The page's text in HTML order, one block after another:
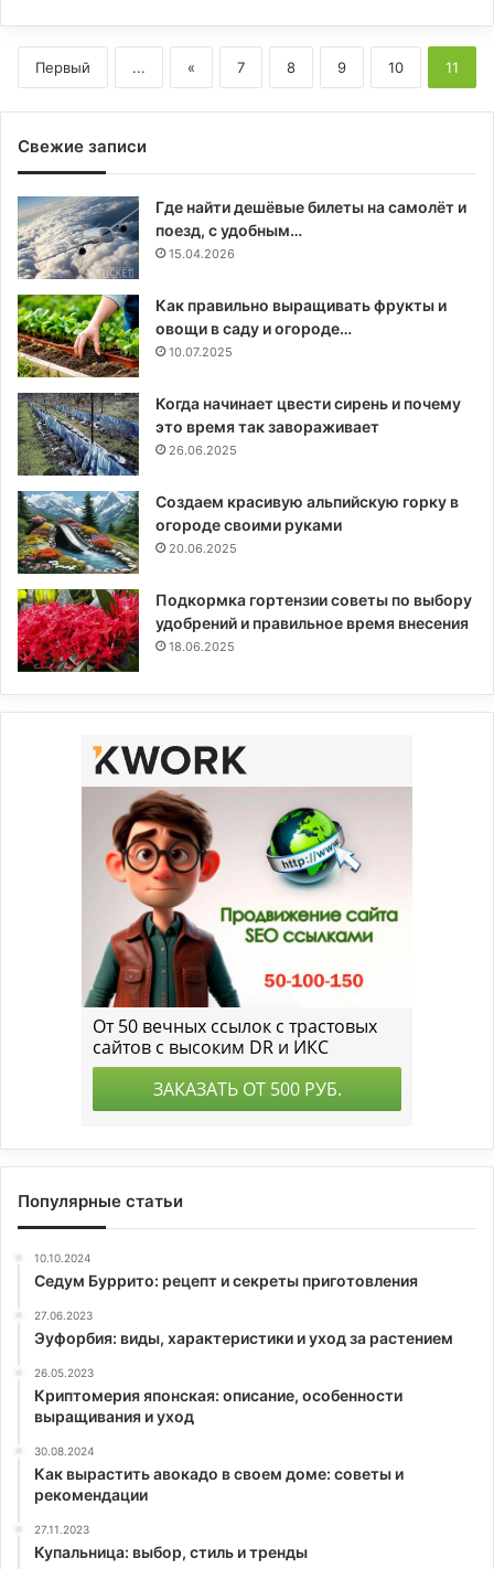
Первый ... « 7 8 9 10 11
Свежие записи
Где найти дешёвые билеты на самолёт и
поезд, с удобным…
15.04.2026
Как правильно выращивать фрукты и
овощи в саду и огороде…
10.07.2025
Когда начинает цвести сирень и почему
это время так завораживает
26.06.2025
Создаем красивую альпийскую горку в
огороде своими руками
20.06.2025
Подкормка гортензии советы по выбору
удобрений и правильное время внесения
18.06.2025
Популярные статьи
10.10.2024
Седум Буррито: рецепт и секреты приготовления
27.06.2023
Эуфорбия: виды, характеристики и уход за растением
26.05.2023
Криптомерия японская: описание, особенности
выращивания и уход
30.08.2024
Как вырастить авокадо в своем доме: советы и
рекомендации
27.11.2023
Купальница: выбор, стиль и тренды